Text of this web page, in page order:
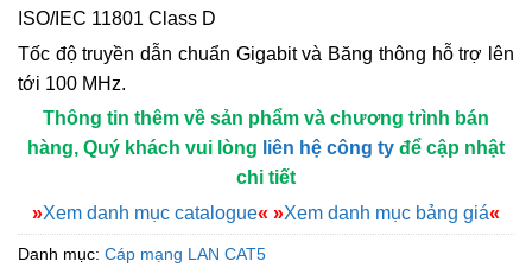
ISO/IEC 11801 Class D
Tốc độ truyền dẫn chuẩn Gigabit và Băng thông hỗ trợ lên
tới 100 MHz.
Thông tin thêm về sản phẩm và chương trình bán
hàng, Quý khách vui lòng liên hệ công ty để cập nhật
chi tiết
»Xem danh mục catalogue« »Xem danh mục bảng giá«
Danh mục: Cáp mạng LAN CAT5